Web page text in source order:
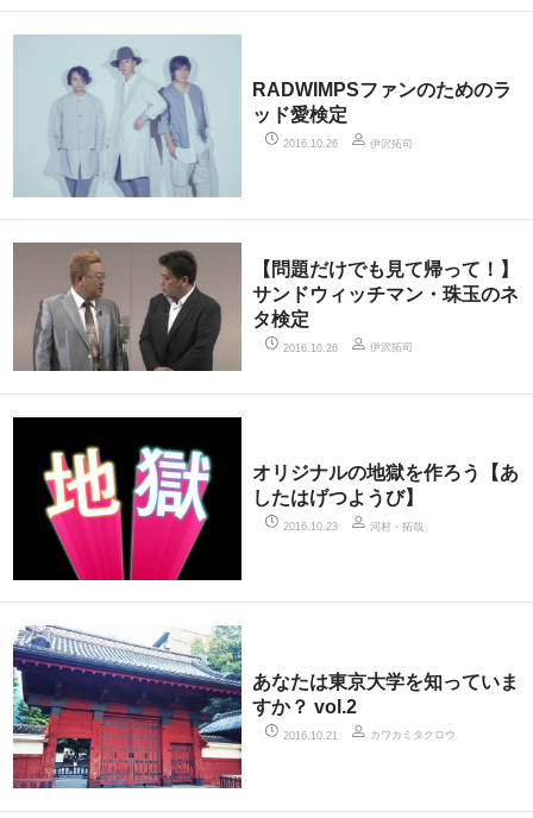
RADWIMPSファンのためのラ
ッド愛検定
2016.10.26 伊沢拓司
【問題だけでも見て帰って！】
サンドウィッチマン・珠玉のネ
タ検定
2016.10.26 伊沢拓司
オリジナルの地獄を作ろう【あ
したはげつようび】
2016.10.23 河村・拓哉
あなたは東京大学を知っていま
すか？ vol.2
2016.10.21 カワカミタクロウ